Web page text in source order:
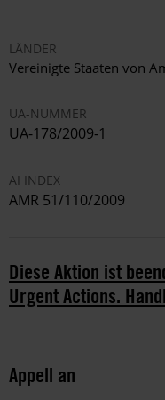
LÄNDER
Vereinigte Staaten von
UA-NUMMER
UA-178/2009-1
AI INDEX
AMR 51/110/2009
Diese Aktion ist
Urgent Actions.
Appell an